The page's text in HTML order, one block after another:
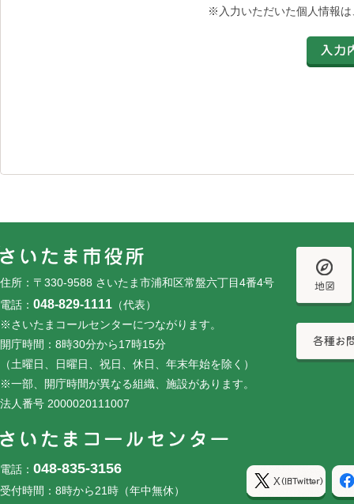
※入力いただいた個人情報
住所：〒330-9588 さいたま市浦和区常盤六丁目4番4号
電話： 048-829-1111 （代表）
※さいたまコールセンターにつながります。
開庁時間：8時30分から17時15分
（土曜日、日曜日、祝日、休日、年末年始を除く）
※一部、開庁時間が異なる組織、施設があります。
法人番号 2000020111007
電話： 048-835-3156
受付時間：8時から21時（年中無休）